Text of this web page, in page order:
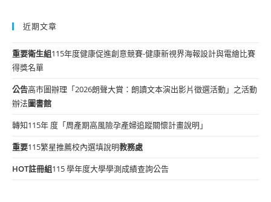
近期文章
重要衛生組115年度健康促進創意競賽-健康新視界海報設計與電繪比賽
得獎名單
公告高市圖辦理「2026朗聲大賞：朗讀文本演出影片徵選活動」之活動
辦法圖書館
轉知115年 度「周產期高風險孕產婦追蹤關懷計畫說明」
重要115繁星推薦校內選填說明教務處
HOT註冊組115 學年度大學學測成績查詢公告